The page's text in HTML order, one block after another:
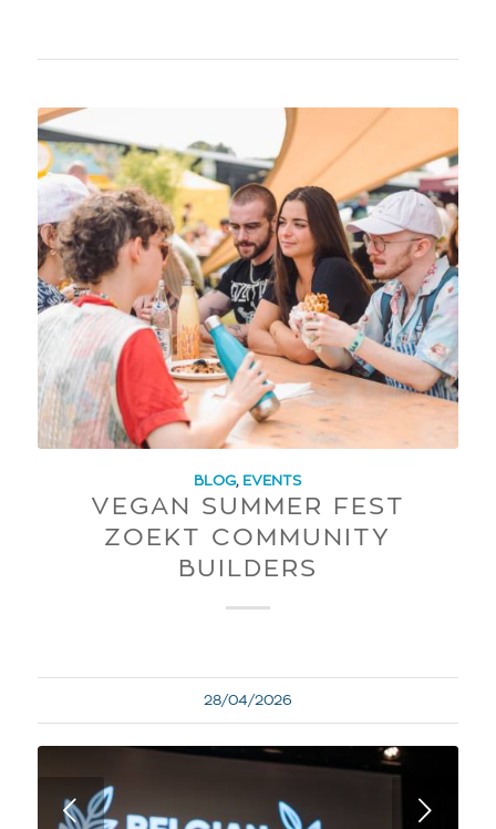
BLOG, EVENTS
VEGAN SUMMER FEST
ZOEKT COMMUNITY
BUILDERS
28/04/2026
Next